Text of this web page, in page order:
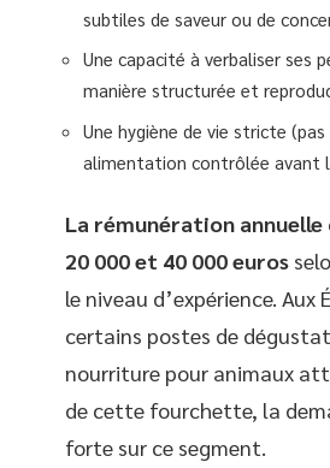
subtiles de saveur ou de
Une capacité à verbaliser ses
manière structurée et
Une hygiène de vie stricte (pas
alimentation contrôlée avant
La rémunération
20 000 et 40 000 euros
le niveau d’expérience. Aux
certains postes de
nourriture pour animaux
de cette fourchette, la
forte sur ce segment.